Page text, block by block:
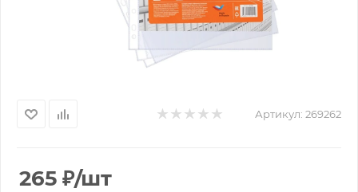
Артикул: 269262
265 ₽/шт